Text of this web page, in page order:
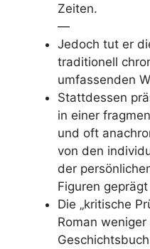
Zeiten.
—
Jedoch tut er
traditionell
umfassenden
Stattdessen
in einer
und oft
von den
der
Figuren
Die „kritische
Roman